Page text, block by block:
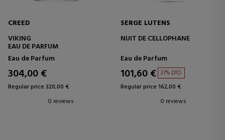
CREED
VIKING
EAU DE PARFUM
Eau de Parfum
304,00 €
Regular price 320,00 €
0 reviews
SERGE LUTENS
NUIT DE CELLOPHANE
Eau de Parfum
101,60 € 37% DTO.
Regular price 162,00 €
0 reviews